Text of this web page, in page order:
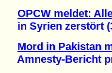
OPCW meldet:
in Syrien zerstört
Mord in Pakistan
Amnesty-Bericht